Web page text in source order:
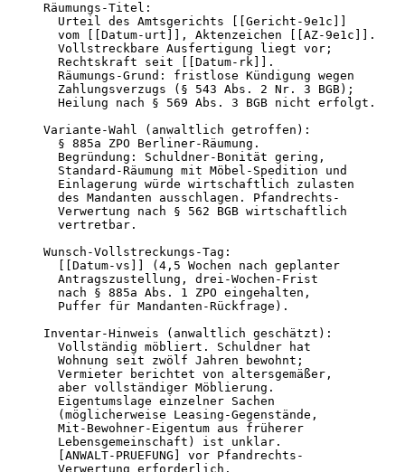
Räumungs-Titel:
  Urteil des Amtsgerichts [[Gericht-9e1c]]
  vom [[Datum-urt]], Aktenzeichen [[AZ-9e1c]].
  Vollstreckbare Ausfertigung liegt vor;
  Rechtskraft seit [[Datum-rk]].
  Räumungs-Grund: fristlose Kündigung wegen
  Zahlungsverzugs (§ 543 Abs. 2 Nr. 3 BGB);
  Heilung nach § 569 Abs. 3 BGB nicht erfolgt.
Variante-Wahl (anwaltlich getroffen):
  § 885a ZPO Berliner-Räumung.
  Begründung: Schuldner-Bonität gering,
  Standard-Räumung mit Möbel-Spedition und
  Einlagerung würde wirtschaftlich zulasten
  des Mandanten ausschlagen. Pfandrechts-
  Verwertung nach § 562 BGB wirtschaftlich
  vertretbar.
Wunsch-Vollstreckungs-Tag:
  [[Datum-vs]] (4,5 Wochen nach geplanter
  Antragszustellung, drei-Wochen-Frist
  nach § 885a Abs. 1 ZPO eingehalten,
  Puffer für Mandanten-Rückfrage).
Inventar-Hinweis (anwaltlich geschätzt):
  Vollständig möbliert. Schuldner hat
  Wohnung seit zwölf Jahren bewohnt;
  Vermieter berichtet von altersgemäßer,
  aber vollständiger Möblierung.
  Eigentumslage einzelner Sachen
  (möglicherweise Leasing-Gegenstände,
  Mit-Bewohner-Eigentum aus früherer
  Lebensgemeinschaft) ist unklar.
  [ANWALT-PRUEFUNG] vor Pfandrechts-
  Verwertung erforderlich.